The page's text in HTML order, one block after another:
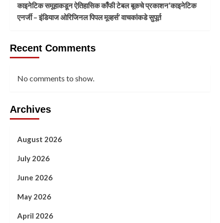
काइनेटिक समूहाकडून ऐतिहासिक काँफी टेबल बूकचे प्रकाशन‘काइनेटिक
एनर्जी – इंडियाज ओरिजिनल पिपल मूव्हर्स’ वाचकांकडे सुपूर्त
Recent Comments
No comments to show.
Archives
August 2026
July 2026
June 2026
May 2026
April 2026